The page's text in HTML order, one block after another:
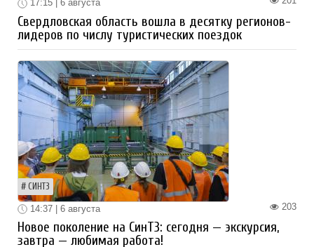
17:15 | 6 августа
Свердловская область вошла в десятку регионов-
лидеров по числу туристических поездок
СИНТЗ
203
14:37 | 6 августа
Новое поколение на СинТЗ: сегодня — экскурсия,
завтра — любимая работа!